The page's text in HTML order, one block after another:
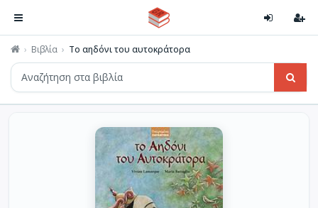
Βιβλία Το αηδόνι του αυτοκράτορα